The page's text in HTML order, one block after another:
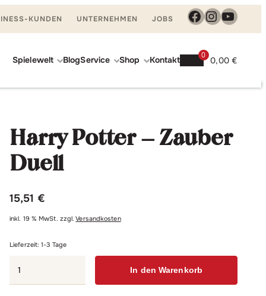
KUNDEN UNTERNEHMEN JOBS Facebook
Spielewelt BlogService Shop Kontakt 0
0,00 €
Zauber
Duell
Harry Potter – Zauber
Duell
15,51 €
inkl. 19 % MwSt. zzgl.Versandkosten
Lieferzeit:1-3 Tage
Potter
In den Warenkorb